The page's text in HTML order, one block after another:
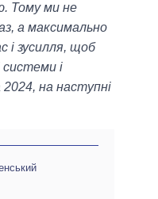
Тому ми не
а максимально
і зусилля, щоб
системи і
на наступні